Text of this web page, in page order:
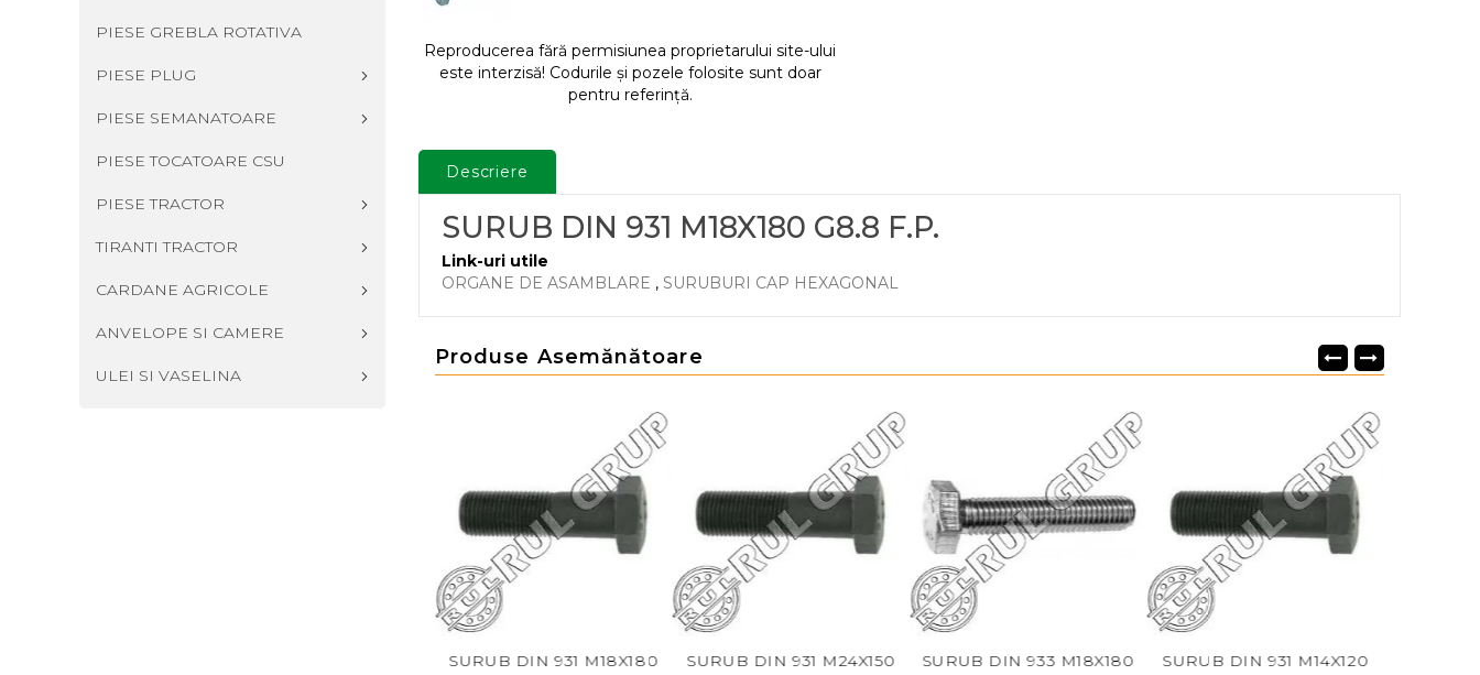
PIESE GREBLA ROTATIVA
PIESE PLUG
PIESE SEMANATOARE
PIESE TOCATOARE CSU
PIESE TRACTOR
TIRANTI TRACTOR
CARDANE AGRICOLE
ANVELOPE SI CAMERE
ULEI SI VASELINA
Reproducerea fără permisiunea proprietarului site-ului
este interzisă! Codurile și pozele folosite sunt doar
pentru referință.
Descriere
SURUB DIN 931 M18X180 G8.8 F.P.
Link-uri utile
ORGANE DE ASAMBLARE , SURUBURI CAP HEXAGONAL
Produse Asemănătoare
SURUB DIN 931 M18X180
SURUB DIN 931 M24X150
SURUB DIN 933 M18X180
SURUB DIN 931 M14X120